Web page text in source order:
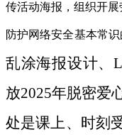
传活动海报，组织开
防护网络安全基本常
乱涂海报设计、
放2025年脱密爱
处是课上、时刻